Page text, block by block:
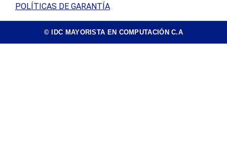
POLÍTICAS DE GARANTÍA
© IDC MAYORISTA EN COMPUTACIÓN C.A